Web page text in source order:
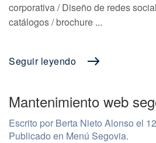
corporativa / Diseño de redes
catálogos / brochure ...
Seguir leyendo
Mantenimiento web
Escrito por Berta Nieto Alonso el
Publicado en Menú Segovia.